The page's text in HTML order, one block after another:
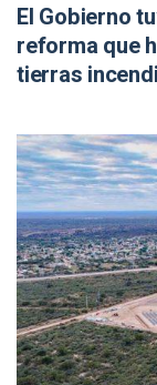
El Gobierno
reforma que
tierras